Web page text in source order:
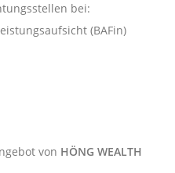
bei:
(BAFin)
von HÖNG WEALTH